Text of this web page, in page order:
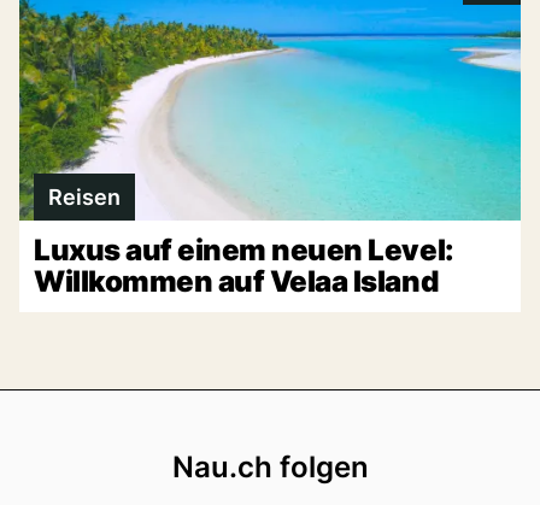
Reisen
Luxus auf einem neuen Level:
Willkommen auf Velaa Island
Nau.ch folgen